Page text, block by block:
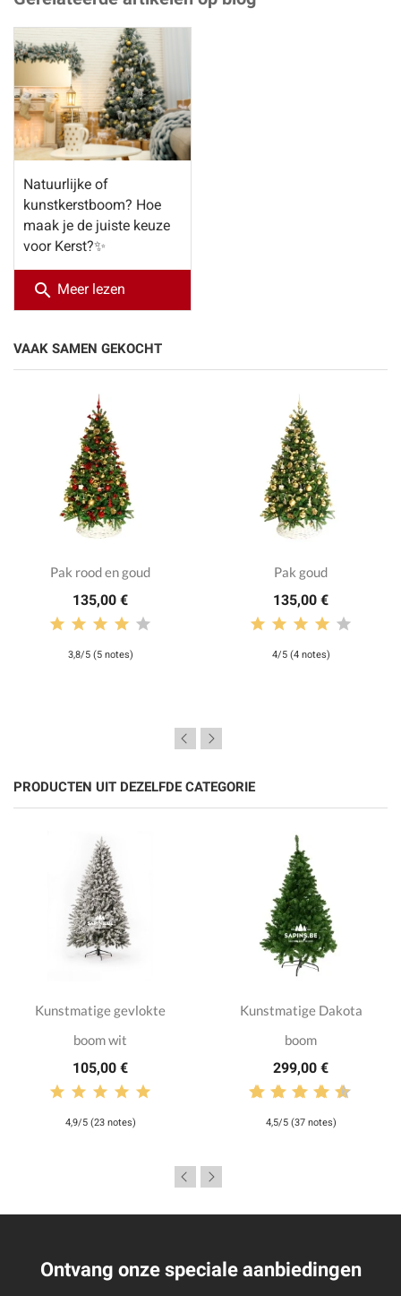
Natuurlijke of
kunstkerstboom? Hoe
maak je de juiste keuze
voor Kerst?✨
search Meer lezen
VAAK SAMEN GEKOCHT
Pak rood en goud
135,00 €
3,8/5 (5 notes)
Pak goud
135,00 €
4/5 (4 notes)
PRODUCTEN UIT DEZELFDE CATEGORIE
Kunstmatige gevlokte
boom wit
105,00 €
4,9/5 (23 notes)
Kunstmatige Dakota
boom
299,00 €
4,5/5 (37 notes)
Ontvang onze speciale aanbiedingen